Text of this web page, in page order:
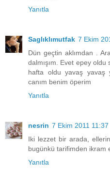
Yanıtla
Saglıklımutfak 7 Ekim
Dün geçtin aklımdan .
dalmışım. Evet epey
hafta oldu yavaş yavaş
canım benim öperim
Yanıtla
nesrin 7 Ekim 2011 11:37
Iki lezzet bir arada,
bugünkü tarifimden ikram
Yanıtla